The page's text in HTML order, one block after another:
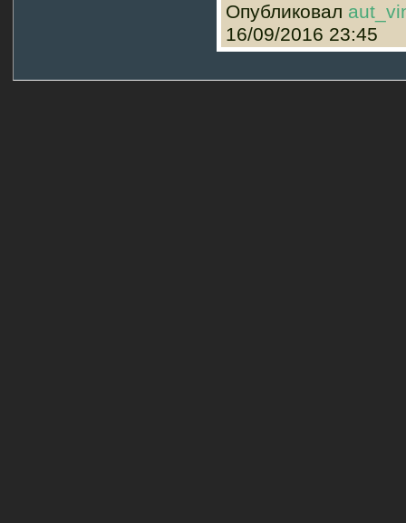
Опубликовал
16/09/2016 23:45